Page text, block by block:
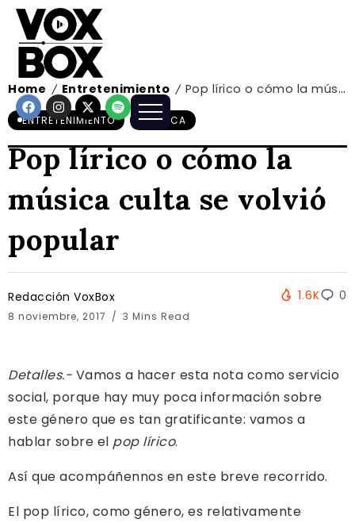
Home / Entretenimiento / Pop lírico o cómo la música culta se volvió popular
ENTRETENIMIENTO MÚSICA
Pop lírico o cómo la
música culta se volvió
popular
Redacción VoxBox
8 noviembre, 2017 3 Mins Read
1.6K 0
Detalles.- Vamos a hacer esta nota como servicio
social, porque hay muy poca información sobre
este género que es tan gratificante: vamos a
hablar sobre el pop lírico.
Así que acompáñennos en este breve recorrido.
El pop lírico, como género, es relativamente